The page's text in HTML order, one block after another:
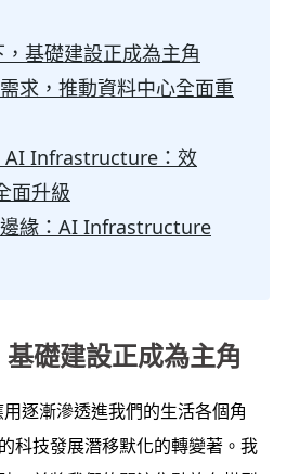
基礎建設正成為主角
求，推動資料中心全面重
AI Infrastructure：效
面升級
緣：AI Infrastructure
礎建設正成為主角
逐漸滲透進我們的生活各個角
科技發展潛移默化的轉變著。我